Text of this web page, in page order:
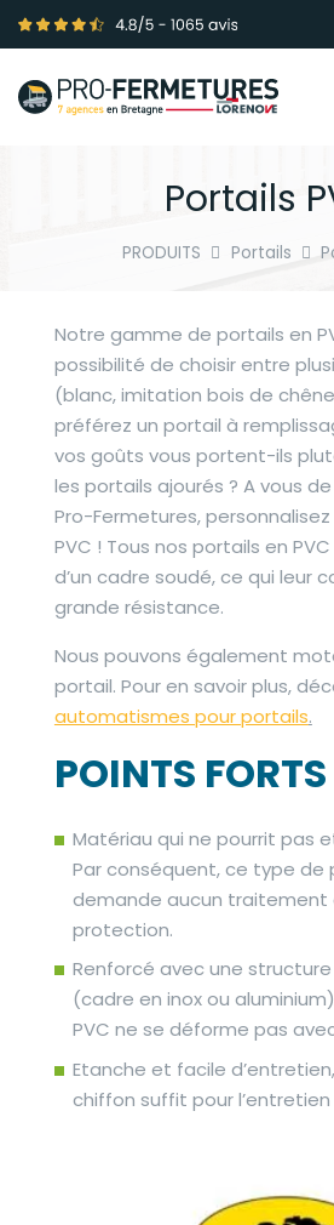
Portails
PRODUITS Portails
Notre gamme de portails en
possibilité de choisir entre
(blanc, imitation bois de
préférez un portail à
vos goûts vous portent-ils
les portails ajourés ? A vous
Pro-Fermetures,
PVC ! Tous nos portails en
d’un cadre soudé, ce qui leur
grande résistance.
Nous pouvons également
portail. Pour en savoir plus,
automatismes pour portails.
POINTS FORTS
Matériau qui ne pourrit pas
Par conséquent, ce type de
demande aucun traitement
protection.
Renforcé avec une
(cadre en inox ou
PVC ne se déforme pas
Etanche et facile
chiffon suffit pour l’entretien